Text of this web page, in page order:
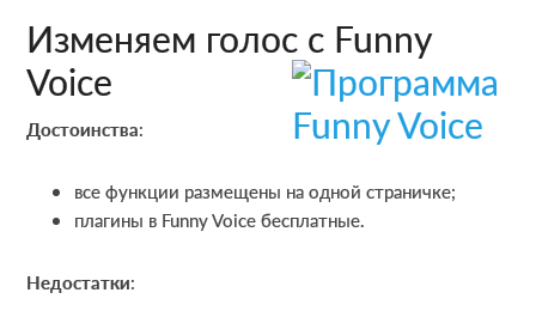
Изменяем голос с Funny
Voice
Достоинства:
все функции размещены на одной страничке;
плагины в Funny Voice бесплатные.
Недостатки: